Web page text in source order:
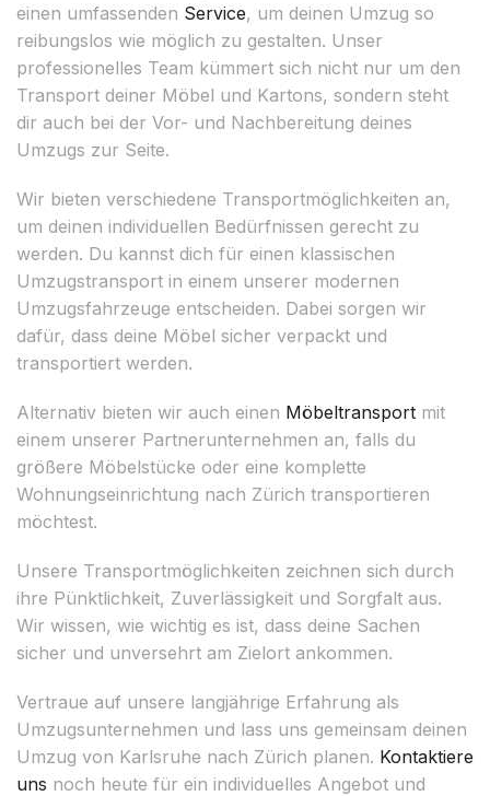
einen umfassenden Service, um deinen Umzug so
reibungslos wie möglich zu gestalten. Unser
professionelles Team kümmert sich nicht nur um den
Transport deiner Möbel und Kartons, sondern steht
dir auch bei der Vor- und Nachbereitung deines
Umzugs zur Seite.
Wir bieten verschiedene Transportmöglichkeiten an,
um deinen individuellen Bedürfnissen gerecht zu
werden. Du kannst dich für einen klassischen
Umzugstransport in einem unserer modernen
Umzugsfahrzeuge entscheiden. Dabei sorgen wir
dafür, dass deine Möbel sicher verpackt und
transportiert werden.
Alternativ bieten wir auch einen Möbeltransport mit
einem unserer Partnerunternehmen an, falls du
größere Möbelstücke oder eine komplette
Wohnungseinrichtung nach Zürich transportieren
möchtest.
Unsere Transportmöglichkeiten zeichnen sich durch
ihre Pünktlichkeit, Zuverlässigkeit und Sorgfalt aus.
Wir wissen, wie wichtig es ist, dass deine Sachen
sicher und unversehrt am Zielort ankommen.
Vertraue auf unsere langjährige Erfahrung als
Umzugsunternehmen und lass uns gemeinsam deinen
Umzug von Karlsruhe nach Zürich planen. Kontaktiere
uns noch heute für ein individuelles Angebot und